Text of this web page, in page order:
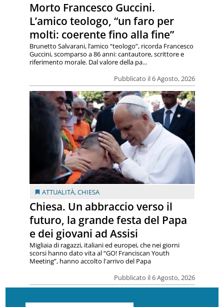
Morto Francesco Guccini.
L’amico teologo, “un faro per
molti: coerente fino alla fine”
Pubblicato il 6 Agosto, 2026
Brunetto Salvarani, l’amico “teologo”, ricorda Francesco
Guccini, scomparso a 86 anni: cantautore, scrittore e
riferimento morale. Dal valore della pa...
ATTUALITÀ,CHIESA
Chiesa. Un abbraccio verso il
futuro, la grande festa del Papa
e dei giovani ad Assisi
Pubblicato il 6 Agosto, 2026
Migliaia di ragazzi, italiani ed europei, che nei giorni
scorsi hanno dato vita al “GO! Franciscan Youth
Meeting”, hanno accolto l'arrivo del Papa